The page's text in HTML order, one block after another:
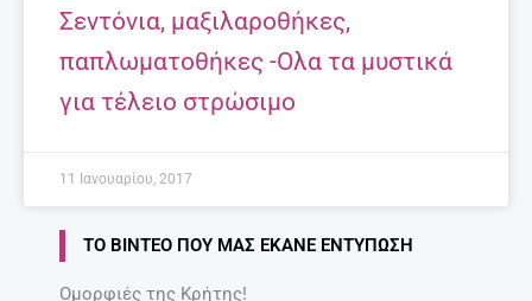
Σεντόνια, μαξιλαροθήκες,
παπλωματοθήκες -Ολα τα μυστικά
για τέλειο στρώσιμο
11 Ιανουαρίου, 2017
ΤΟ ΒΊΝΤΕΟ ΠΟΥ ΜΑΣ ΈΚΑΝΕ ΕΝΤΎΠΩΣΗ
Ομορφιές της Κρήτης!